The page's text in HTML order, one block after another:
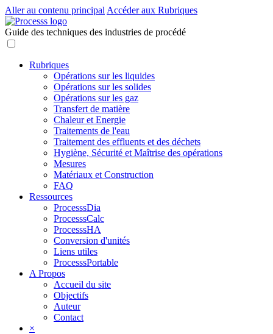
Aller au contenu principal Accéder aux Rubriques
Guide des techniques des industries de procédé
Rubriques
Opérations sur les liquides
Opérations sur les solides
Opérations sur les gaz
Transfert de matière
Chaleur et Energie
Traitements de l'eau
Traitement des effluents et des déchets
Hygiène, Sécurité et Maîtrise des opérations
Mesures
Matériaux et Construction
FAQ
Ressources
ProcesssDia
ProcesssCalc
ProcesssHA
Conversion d'unités
Liens utiles
ProcesssPortable
A Propos
Accueil du site
Objectifs
Auteur
Contact
×